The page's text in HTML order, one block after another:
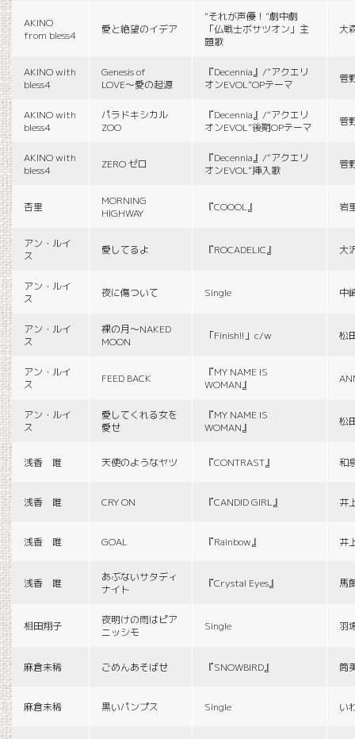
AKINO
from bless4
愛と絶望のイデア
“それが声優！”劇中劇
「仏戦士ボサツオン」主
題歌
大
AKINO with
bless4
Genesis of
LOVE〜愛の起源
『Decennia』/“アクエリ
オンEVOL”OPテーマ
菅
AKINO with
bless4
パラドキシカル
ZOO
『Decennia』/“アクエリ
オンEVOL”後期OPテーマ
菅
AKINO with
bless4
ZERO ゼロ
『Decennia』/“アクエリ
オンEVOL”挿入歌
菅
杏里
MORNING
HIGHWAY
『COOOL』 岩
アン・ルイ
ス
愛してるよ 『ROCADELIC』 大
アン・ルイ
ス
夜に傷ついて Single 中
アン・ルイ
ス
裸の月〜NAKED
MOON
「Finish!!」c/w 松
アン・ルイ
ス
FEED BACK
『MY NAME IS
WOMAN』
アン・ルイ
ス
愛してくれる女を
愛せ
『MY NAME IS
WOMAN』
松
浅香 唯 天使のようなヤツ 『CONTRAST』 和
浅香 唯 CRY ON 『CANDID GIRL』 井
浅香 唯 GOAL 『Rainbow』 井
浅香 唯
あぶないサタディ
ナイト
『Crystal Eyes』 馬
相田翔子
夜明けの雨はピア
ニッシモ
Single 羽
麻倉未稀 ごめんあそばせ 『SNOWBIRD』 筒
麻倉未稀 黒いパンプス Single い